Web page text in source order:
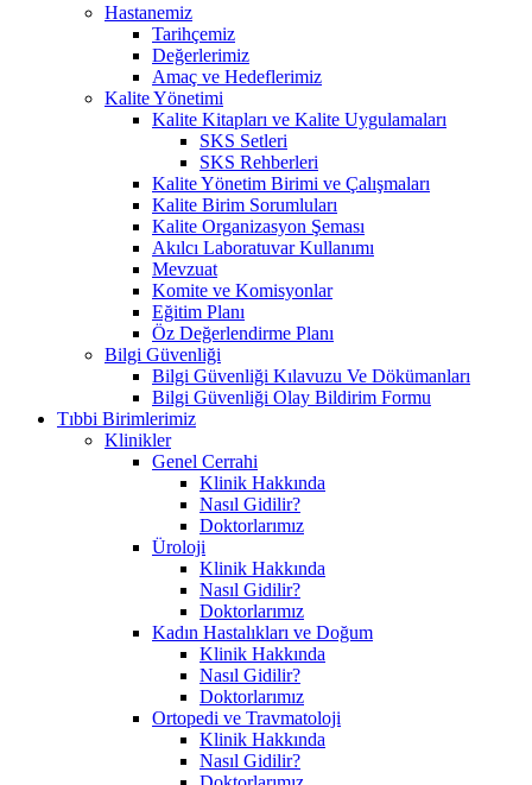
Hastanemiz
Tarihçemiz
Değerlerimiz
Amaç ve Hedeflerimiz
Kalite Yönetimi
Kalite Kitapları ve Kalite Uygulamaları
SKS Setleri
SKS Rehberleri
Kalite Yönetim Birimi ve Çalışmaları
Kalite Birim Sorumluları
Kalite Organizasyon Şeması
Akılcı Laboratuvar Kullanımı
Mevzuat
Komite ve Komisyonlar
Eğitim Planı
Öz Değerlendirme Planı
Bilgi Güvenliği
Bilgi Güvenliği Kılavuzu Ve Dökümanları
Bilgi Güvenliği Olay Bildirim Formu
Tıbbi Birimlerimiz
Klinikler
Genel Cerrahi
Klinik Hakkında
Nasıl Gidilir?
Doktorlarımız
Üroloji
Klinik Hakkında
Nasıl Gidilir?
Doktorlarımız
Kadın Hastalıkları ve Doğum
Klinik Hakkında
Nasıl Gidilir?
Doktorlarımız
Ortopedi ve Travmatoloji
Klinik Hakkında
Nasıl Gidilir?